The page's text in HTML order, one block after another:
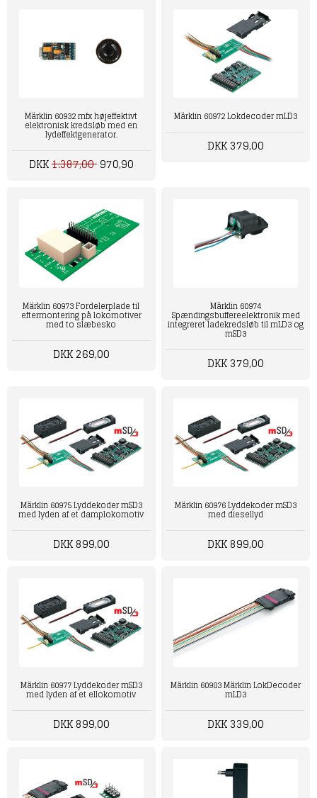
Märklin 60932 mfx højeffektivt
elektronisk kredsløb med en
lydeffektgenerator.
DKK1.387,00970,90
Märklin 60972 Lokdecoder mLD3
DKK 379,00
Märklin 60973 Fordelerplade til
eftermontering på lokomotiver
med to slæbesko
DKK 269,00
Märklin 60974
Spændingsbuffereelektronik med
integreret ladekredsløb til mLD3 og
mSD3
DKK 379,00
Märklin 60975 Lyddekoder mSD3
med lyden af et damplokomotiv
DKK 899,00
Märklin 60976 Lyddekoder mSD3
med diesellyd
DKK 899,00
Märklin 60977 Lyddekoder mSD3
med lyden af et ellokomotiv
DKK 899,00
Märklin 60983 Märklin LokDecoder
mLD3
DKK 339,00